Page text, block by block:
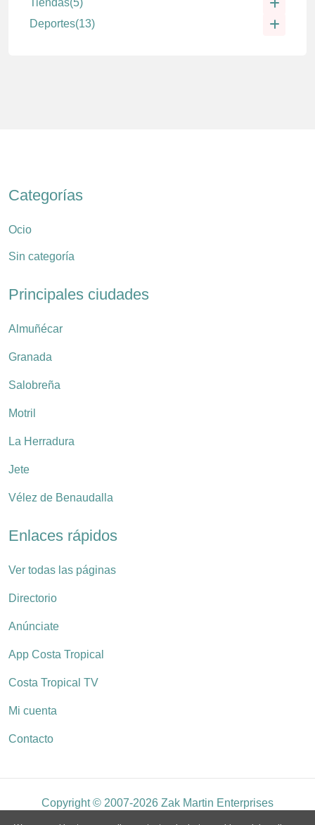
Tiendas(5)
Deportes(13)
Categorías
Ocio
Sin categoría
Principales ciudades
Almuñécar
Granada
Salobreña
Motril
La Herradura
Jete
Vélez de Benaudalla
Enlaces rápidos
Ver todas las páginas
Directorio
Anúnciate
App Costa Tropical
Costa Tropical TV
Mi cuenta
Contacto
Copyright © 2007-2026 Zak Martin Enterprises